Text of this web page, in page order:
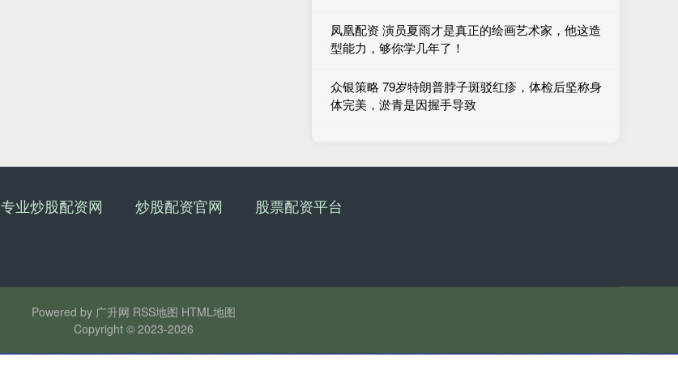
凤凰配资 演员夏雨才是真正的绘画艺术家，他这造
型能力，够你学几年了！
众银策略 79岁特朗普脖子斑驳红疹，体检后坚称身
体完美，淤青是因握手导致
专业炒股配资网 炒股配资官网 股票配资平台
Powered by 广升网 RSS地图 HTML地图
Copyright © 2023-2026